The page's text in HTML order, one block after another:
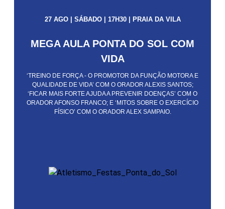
27 AGO | SÁBADO | 17H30 | PRAIA DA VILA
MEGA AULA PONTA DO SOL COM
VIDA
‘TREINO DE FORÇA - O PROMOTOR DA FUNÇÃO MOTORA E
QUALIDADE DE VIDA’ COM O ORADOR ALEXIS SANTOS;
‘FICAR MAIS FORTE AJUDA A PREVENIR DOENÇAS’ COM O
ORADOR AFONSO FRANCO; E ‘MITOS SOBRE O EXERCÍCIO
FÍSICO’ COM O ORADOR ALEX SAMPAIO.